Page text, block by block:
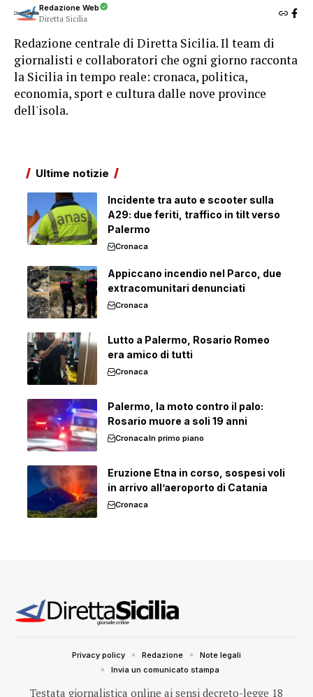
Redazione Web
Diretta Sicilia
Redazione centrale di Diretta Sicilia. Il team di
giornalisti e collaboratori che ogni giorno racconta
la Sicilia in tempo reale: cronaca, politica,
economia, sport e cultura dalle nove province
dell'isola.
Ultime notizie
Incidente tra auto e scooter sulla
A29: due feriti, traffico in tilt verso
Palermo
Cronaca
Appiccano incendio nel Parco, due
extracomunitari denunciati
Cronaca
Lutto a Palermo, Rosario Romeo
era amico di tutti
Cronaca
Palermo, la moto contro il palo:
Rosario muore a soli 19 anni
CronacaIn primo piano
Eruzione Etna in corso, sospesi voli
in arrivo all’aeroporto di Catania
Cronaca
Testata giornalistica online ai sensi decreto-legge 18
Privacy policy Redazione
Note legali
Invia un comunicato stampa